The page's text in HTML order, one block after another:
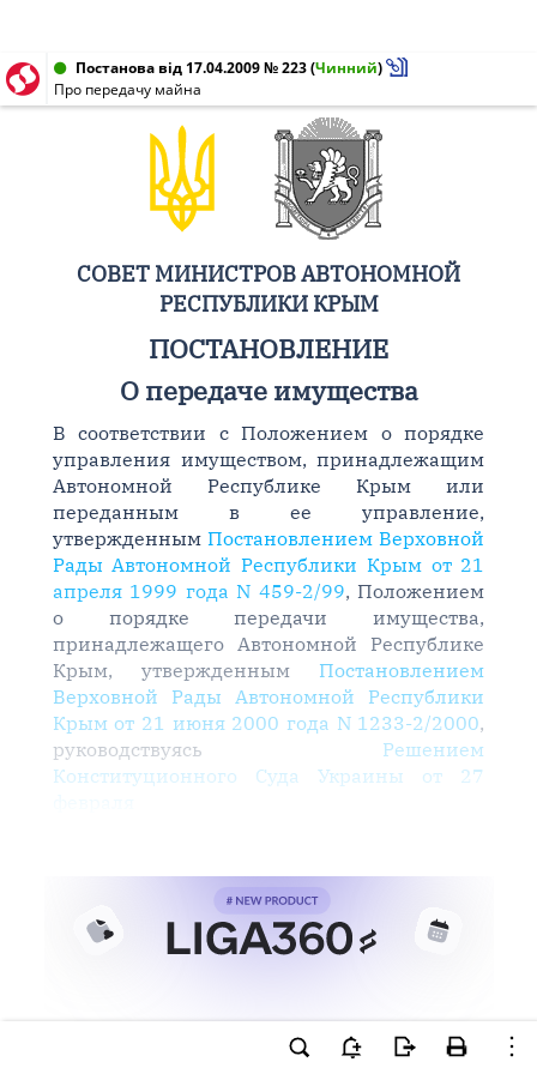
Постанова від 17.04.2009 № 223(Чинний)
Про передачу майна
СОВЕТ МИНИСТРОВ АВТОНОМНОЙ
РЕСПУБЛИКИ КРЫМ
ПОСТАНОВЛЕНИЕ
О передаче имущества
В соответствии с Положением о порядке
управления имуществом, принадлежащим
Автономной Республике Крым или
переданным в ее управление,
утвержденным Постановлением Верховной
Рады Автономной Республики Крым от 21
апреля 1999 года N 459-2/99, Положением
о порядке передачи имущества,
принадлежащего Автономной Республике
Крым, утвержденным Постановлением
Верховной Рады Автономной Республики
Крым от 21 июня 2000 года N 1233-2/2000,
руководствуясь Решением
Конституционного Суда Украины от 27